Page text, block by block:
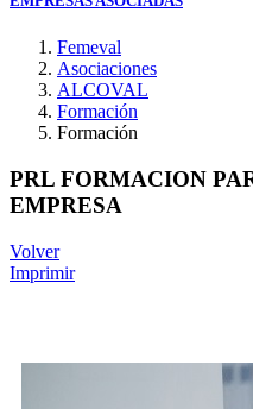
Femeval
Asociaciones
ALCOVAL
Formación
Formación
PRL FORMACION
EMPRESA
Volver
Imprimir